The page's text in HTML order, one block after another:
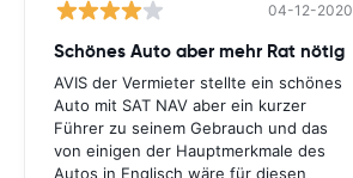
04-12-2020
Schönes Auto aber mehr Rat nötig
AVIS der Vermieter stellte ein schönes
Auto mit SAT NAV aber ein kurzer
Führer zu seinem Gebrauch und das
von einigen der Hauptmerkmale des
Autos in Englisch wäre für diesen